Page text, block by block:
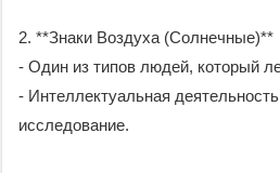
2. **Знаки Воздуха (Солнечные)**
- Один из типов людей, который
- Интеллектуальная
исследование.